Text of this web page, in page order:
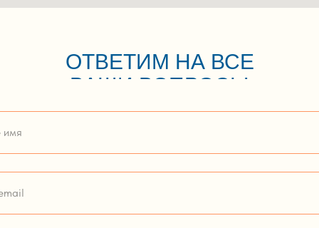
ул. Декабристов, д. 45, офис 232
ул. Николая Островского, 99, офис 423
м.Рыбацкое, Шлиссельбургский проспект, д. 7 (р-н
ОТВЕТИМ НА ВСЕ
ВАШИ ВОПРОСЫ
имя